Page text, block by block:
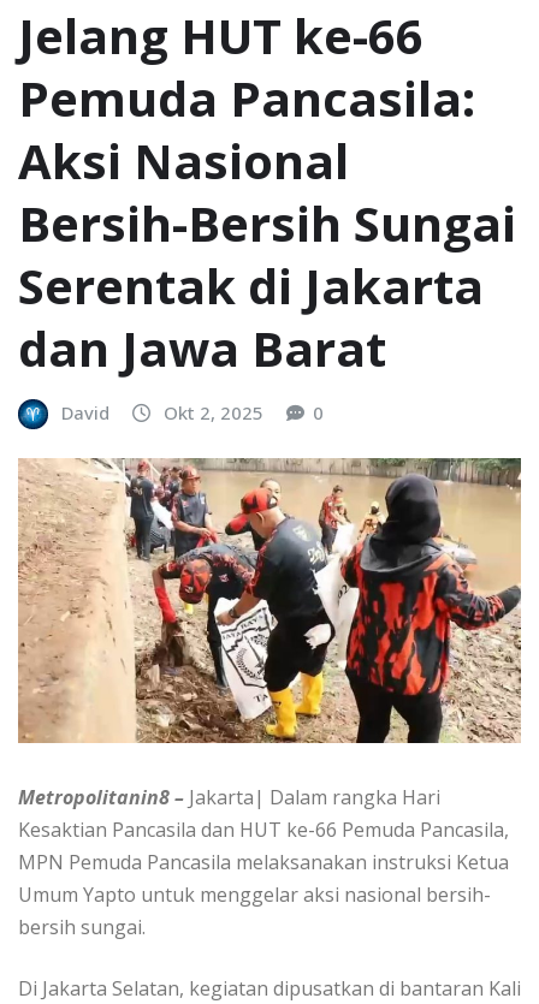
Jelang HUT ke-66
Pemuda Pancasila:
Aksi Nasional
Bersih-Bersih Sungai
Serentak di Jakarta
dan Jawa Barat
David Okt 2, 2025 0
Metropolitanin8 – Jakarta| Dalam rangka Hari
Kesaktian Pancasila dan HUT ke-66 Pemuda Pancasila,
MPN Pemuda Pancasila melaksanakan instruksi Ketua
Umum Yapto untuk menggelar aksi nasional bersih-
bersih sungai.
Di Jakarta Selatan, kegiatan dipusatkan di bantaran Kali